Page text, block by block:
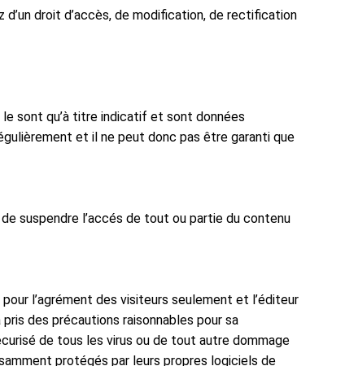
droit d’accès, de modification, de rectification
sont qu’à titre indicatif et sont données
et il ne peut donc pas être garanti que
suspendre l’accés de tout ou partie du contenu
l’agrément des visiteurs seulement et l’éditeur
des précautions raisonnables pour sa
de tous les virus ou de tout autre dommage
protégés par leurs propres logiciels de